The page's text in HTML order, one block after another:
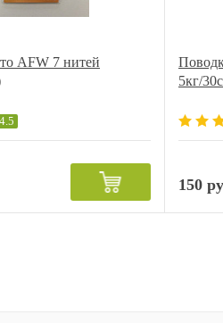
AFW 7 нитей
4.5
5кг/
150